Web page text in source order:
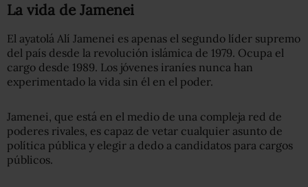
La vida de Jamenei
El ayatolá Alí Jamenei es apenas el segundo líder supremo
del país desde la revolución islámica de 1979. Ocupa el
cargo desde 1989. Los jóvenes iraníes nunca han
experimentado la vida sin él en el poder.
Jamenei, que está en el medio de una compleja red de
poderes rivales, es capaz de vetar cualquier asunto de
política pública y elegir a dedo a candidatos para cargos
públicos.